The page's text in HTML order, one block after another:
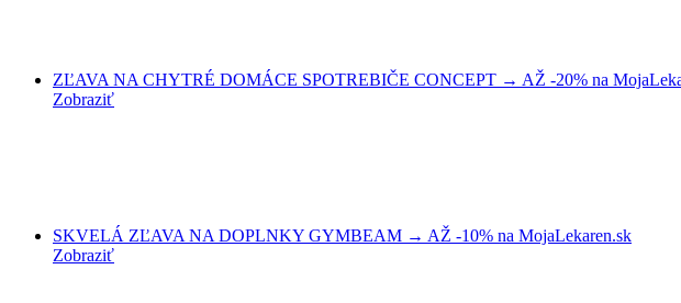
ZĽAVA NA CHYTRÉ DOMÁCE SPOTREBIČE CONCEPT → AŽ -20% na
Zobraziť
SKVELÁ ZĽAVA NA DOPLNKY GYMBEAM → AŽ -10% na MojaLekaren.sk
Zobraziť